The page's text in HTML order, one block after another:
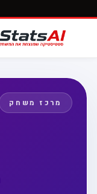
מרכז משחק